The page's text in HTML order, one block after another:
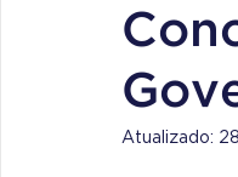
Atualizado: